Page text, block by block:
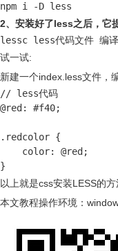
npm i -D less
2、安装好了less之后，它
lessc less代码文件 编
试一试:
新建一个index.less文件，
// less代码
@red: #f40;
.redcolor {
color: @red;
}
以上就是css安装LESS的
本文教程操作环境：